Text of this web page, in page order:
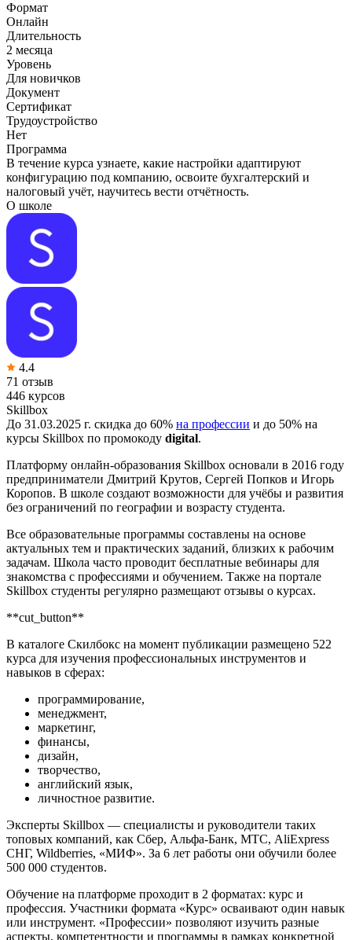
Формат
Онлайн
Длительность
2 месяца
Уровень
Для новичков
Документ
Сертификат
Трудоустройство
Нет
Программа
В течение курса узнаете, какие настройки адаптируют
конфигурацию под компанию, освоите бухгалтерский и
налоговый учёт, научитесь вести отчётность.
О школе
4.4
71 отзыв
446 курсов
Skillbox
До 31.03.2025 г. скидка до 60% на профессии и до 50% на
курсы Skillbox по промокоду digital.
Платформу онлайн-образования Skillbox основали в 2016 году
предприниматели Дмитрий Крутов, Сергей Попков и Игорь
Коропов. В школе создают возможности для учёбы и развития
без ограничений по географии и возрасту студента.
Все образовательные программы составлены на основе
актуальных тем и практических заданий, близких к рабочим
задачам. Школа часто проводит бесплатные вебинары для
знакомства с профессиями и обучением. Также на портале
Skillbox студенты регулярно размещают отзывы о курсах.
**cut_button**
В каталоге Скилбокс на момент публикации размещено 522
курса для изучения профессиональных инструментов и
навыков в сферах:
программирование,
менеджмент,
маркетинг,
финансы,
дизайн,
творчество,
английский язык,
личностное развитие.
Эксперты Skillbox — специалисты и руководители таких
топовых компаний, как Сбер, Альфа-Банк, МТС, AliExpress
СНГ, Wildberries, «МИФ». За 6 лет работы они обучили более
500 000 студентов.
Обучение на платформе проходит в 2 форматах: курс и
профессия. Участники формата «Курс» осваивают один навык
или инструмент. «Профессии» позволяют изучить разные
аспекты, компетентности и программы в рамках конкретной